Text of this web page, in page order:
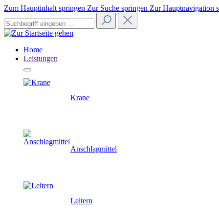
Zum Hauptinhalt springen Zur Suche springen Zur Hauptnavigation
Home
Leistungen
Krane
Anschlagmittel
Leitern